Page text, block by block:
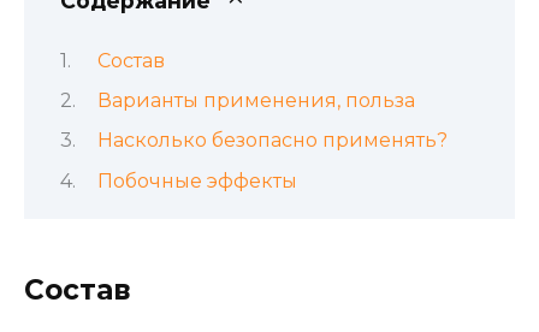
Состав
Варианты применения, польза
Насколько безопасно применять?
Побочные эффекты
Состав